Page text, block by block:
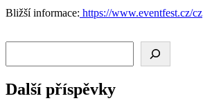
Bližší informace: https://www.eventfest.cz/cz
Další příspěvky